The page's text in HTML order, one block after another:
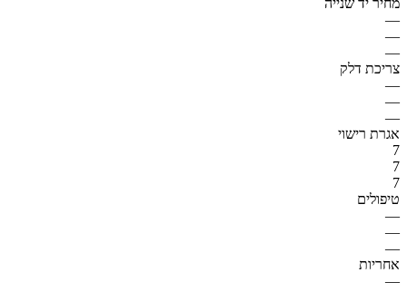
—
—
—
צריכת דלק
—
—
—
אגרת רישוי
7
7
7
טיפולים
—
—
—
אחריות
—